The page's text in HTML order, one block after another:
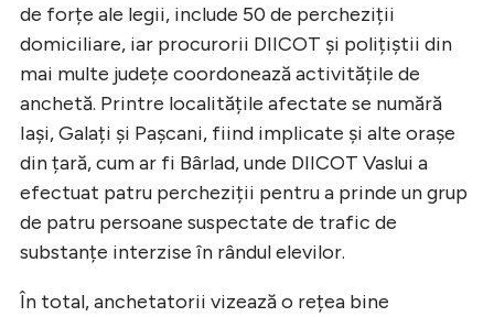
de forțe ale legii, include 50 de percheziții
domiciliare, iar procurorii DIICOT și polițiștii din
mai multe județe coordonează activitățile de
anchetă. Printre localitățile afectate se numără
Iași, Galați și Pașcani, fiind implicate și alte orașe
din țară, cum ar fi Bârlad, unde DIICOT Vaslui a
efectuat patru percheziții pentru a prinde un grup
de patru persoane suspectate de trafic de
substanțe interzise în rândul elevilor.
În total, anchetatorii vizează o rețea bine